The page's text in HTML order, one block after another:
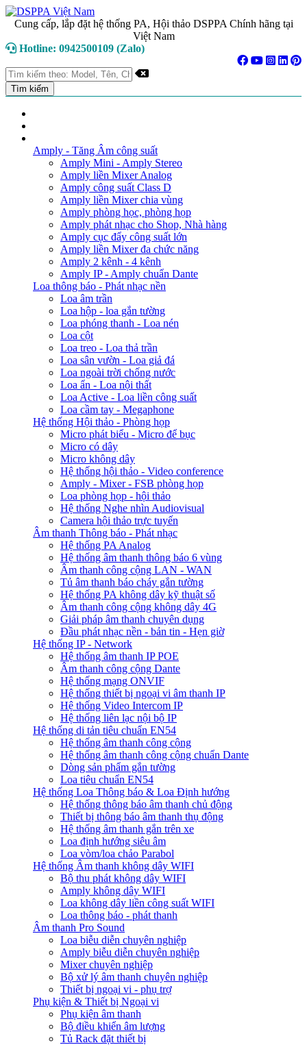
Cung cấp, lắp đặt hệ thống PA, Hội thảo DSPPA Chính hãng tại
Việt Nam
Hotline: 0942500109 (Zalo)
Amply - Tăng Âm công suất
Amply Mini - Amply Stereo
Amply liền Mixer Analog
Amply công suất Class D
Amply liền Mixer chia vùng
Amply phòng học, phòng họp
Amply phát nhạc cho Shop, Nhà hàng
Amply cục đẩy công suất lớn
Amply liền Mixer đa chức năng
Amply 2 kênh - 4 kênh
Amply IP - Amply chuẩn Dante
Loa thông báo - Phát nhạc nền
Loa âm trần
Loa hộp - loa gắn tường
Loa phóng thanh - Loa nén
Loa cột
Loa treo - Loa thả trần
Loa sân vườn - Loa giả đá
Loa ngoài trời chống nước
Loa ẩn - Loa nội thất
Loa Active - Loa liền công suất
Loa cầm tay - Megaphone
Hệ thống Hội thảo - Phòng họp
Micro phát biểu - Micro để bục
Micro có dây
Micro không dây
Hệ thống hội thảo - Video conference
Amply - Mixer - FSB phòng họp
Loa phòng họp - hội thảo
Hệ thống Nghe nhìn Audiovisual
Camera hội thảo trực tuyến
Âm thanh Thông báo - Phát nhạc
Hệ thống PA Analog
Hệ thống âm thanh thông báo 6 vùng
Âm thanh công cộng LAN - WAN
Tủ âm thanh báo cháy gắn tường
Hệ thống PA không dây kỹ thuật số
Âm thanh công cộng không dây 4G
Giải pháp âm thanh chuyên dụng
Đầu phát nhạc nền - bản tin - Hẹn giờ
Hệ thống IP - Network
Hệ thống âm thanh IP POE
Âm thanh công cộng Dante
Hệ thống mạng ONVIF
Hệ thống thiết bị ngoại vi âm thanh IP
Hệ thống Video Intercom IP
Hệ thống liên lạc nội bộ IP
Hệ thống di tản tiêu chuẩn EN54
Hệ thống âm thanh công cộng
Hệ thống âm thanh công cộng chuẩn Dante
Dòng sản phẩm gắn tường
Loa tiêu chuẩn EN54
Hệ thống Loa Thông báo & Loa Định hướng
Hệ thống thông báo âm thanh chủ động
Thiết bị thông báo âm thanh thụ động
Hệ thống âm thanh gắn trên xe
Loa định hướng siêu âm
Loa vòm/loa chảo Parabol
Hệ thống Âm thanh không dây WIFI
Bộ thu phát không dây WIFI
Amply không dây WIFI
Loa không dây liền công suất WIFI
Loa thông báo - phát thanh
Âm thanh Pro Sound
Loa biễu diễn chuyên nghiệp
Amply biễu diễn chuyên nghiệp
Mixer chuyên nghiệp
Bộ xử lý âm thanh chuyên nghiệp
Thiết bị ngoại vi - phụ trợ
Phụ kiện & Thiết bị Ngoại vi
Phụ kiện âm thanh
Bộ điều khiển âm lượng
Tủ Rack đặt thiết bị